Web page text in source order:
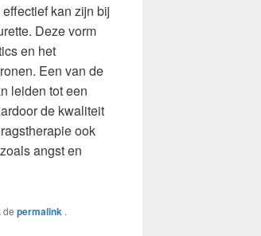
kan zijn bij
Deze vorm
en het
Een van de
leiden tot een
de kwaliteit
ook
angst en
de permalink .